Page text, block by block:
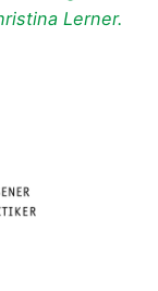
Lerner.